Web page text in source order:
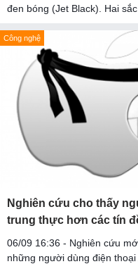
đen bóng (Jet Black). Hai
Công nghệ
Nghiên cứu cho thấy
trung thực hơn các tín
06/09 16:36 - Nghiên cứu
những người dùng điện